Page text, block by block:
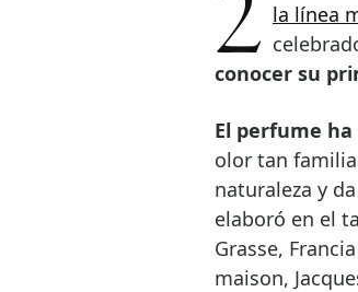
la línea
conocer su
El perfume ha
olor tan
naturaleza y
elaboró en el
Grasse,
maison,